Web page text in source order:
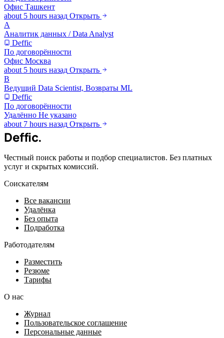
Офис Ташкент
about 5 hours назад Открыть
А
Аналитик данных / Data Analyst
Deffic
По договорённости
Офис Москва
about 5 hours назад Открыть
В
Ведущий Data Scientist, Возвраты ML
Deffic
По договорённости
Удалённо Не указано
about 7 hours назад Открыть
Deffic.
Честный поиск работы и подбор специалистов. Без платных
услуг и скрытых комиссий.
Соискателям
Все вакансии
Удалёнка
Без опыта
Подработка
Работодателям
Разместить
Резюме
Тарифы
О нас
Журнал
Пользовательское соглашение
Персональные данные